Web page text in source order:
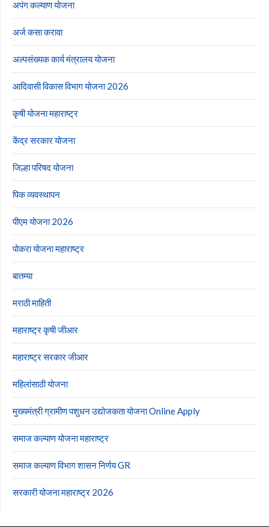
अपंग कल्याण योजना
अर्ज कसा करावा
अल्पसंख्यक कार्य मंत्रालय योजना
आदिवासी विकास विभाग योजना 2026
कृषी योजना महाराष्ट्र
केंद्र सरकार योजना
जिल्हा परिषद योजना
पिक व्यवस्थापन
पीएम योजना 2026
पोकरा योजना महाराष्ट्र
बातम्या
मराठी माहिती
महाराष्ट्र कृषी जीआर
महाराष्ट्र सरकार जीआर
महिलांसाठी योजना
मुख्यमंत्री ग्रामीण पशुधन उद्योजकता योजना Online Apply
समाज कल्याण योजना महाराष्ट्र
समाज कल्याण विभाग शासन निर्णय GR
सरकारी योजना महाराष्ट्र 2026